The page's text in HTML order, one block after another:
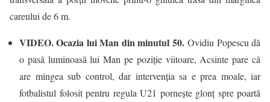
careului de 6 m.
VIDEO. Ocazia lui Man din minutul 50.Ovidiu Popescu dă
o pasă luminoasă lui Man pe poziţie viitoare, Acsinte pare că
are mingea sub control, dar intervenţia sa e prea moale, iar
fotbalistul folosit pentru regula U21 porneşte glonț spre poartă